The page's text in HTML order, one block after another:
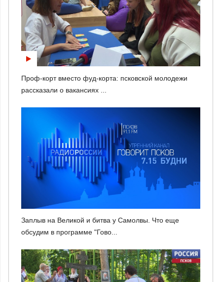
Проф-корт вместо фуд-корта: псковской молодежи
рассказали о вакансиях ...
Заплыв на Великой и битва у Самолвы. Что еще
обсудим в программе "Гово...